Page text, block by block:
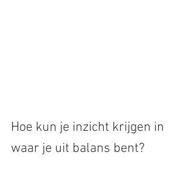
Hoe kun je inzicht krijgen in
waar je uit balans bent?